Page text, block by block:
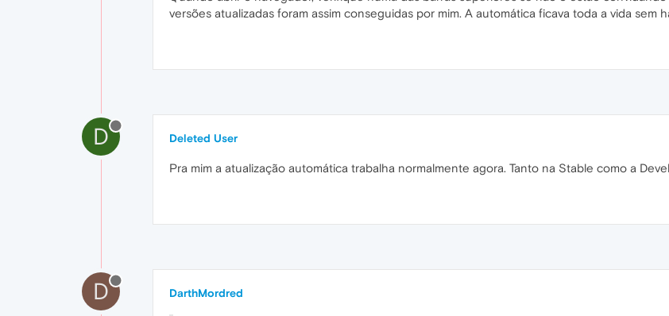
versões atualizadas foram assim conseguidas por mim. A automática ficava toda a vida sem
D Deleted User
Pra mim a atualização automática trabalha normalmente agora. Tanto na Stable como a
D DarthMordred